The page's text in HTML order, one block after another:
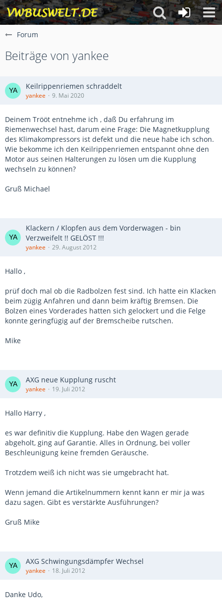
Forum
Beiträge von yankee
Keilrippenriemen schraddelt
yankee 9. Mai 2020
Deinem Trööt entnehme ich , daß Du erfahrung im
Riemenwechsel hast, darum eine Frage: Die Magnetkupplung
des Klimakompressors ist defekt und die neue habe ich schon.
Wie bekomme ich den Keilrippenriemen entspannt ohne den
Motor aus seinen Halterungen zu lösen um die Kupplung
wechseln zu können?
Gruß Michael
Klackern / Klopfen aus dem Vorderwagen - bin
Verzweifelt !! GELÖST !!!
yankee 29. August 2012
Hallo ,
prüf doch mal ob die Radbolzen fest sind. Ich hatte ein Klacken
beim zügig Anfahren und dann beim kräftig Bremsen. Die
Bolzen eines Vorderades hatten sich gelockert und die Felge
konnte geringfügig auf der Bremscheibe rutschen.
Mike
AXG neue Kupplung ruscht
yankee 19. Juli 2012
Hallo Harry ,
es war definitiv die Kupplung. Habe den Wagen gerade
abgeholt, ging auf Garantie. Alles in Ordnung, bei voller
Beschleunigung keine fremden Geräusche.
Trotzdem weiß ich nicht was sie umgebracht hat.
Wenn jemand die Artikelnummern kennt kann er mir ja was
dazu sagen. Gibt es verstärkte Ausführungen?
Gruß Mike
AXG Schwingungsdämpfer Wechsel
yankee 18. Juli 2012
Danke Udo,